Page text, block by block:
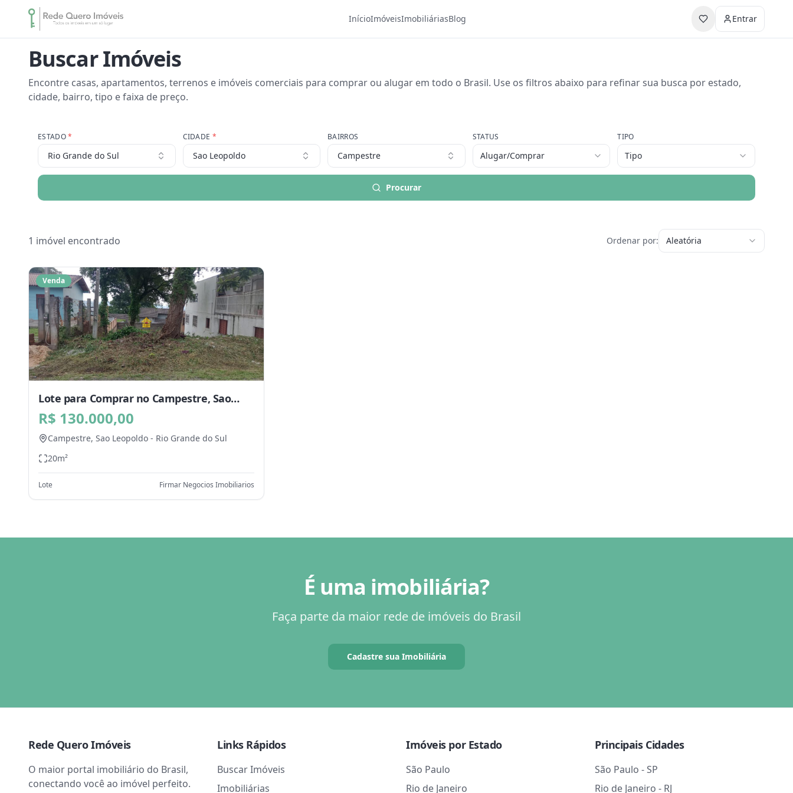
InícioImóveisImobiliáriasBlog Entrar
Buscar Imóveis
Encontre casas, apartamentos, terrenos e imóveis comerciais para comprar ou alugar em todo o Brasil. Use os filtros abaixo para refinar sua busca por estado,
cidade, bairro, tipo e faixa de preço.
ESTADO*
Rio Grande do Sul
CIDADE *
Sao Leopoldo
BAIRROS
Campestre
STATUS
Alugar/Comprar
TIPO
Tipo
Procurar
1 imóvel encontrado Ordenar por: Aleatória
Venda
Lote para Comprar no Campestre, Sao
Leopoldo - RS
R$ 130.000,00
Campestre, Sao Leopoldo - Rio Grande do Sul
20m²
Lote Firmar Negocios Imobiliarios
É uma imobiliária?
Faça parte da maior rede de imóveis do Brasil
Cadastre sua Imobiliária
Rede Quero Imóveis
O maior portal imobiliário do Brasil,
conectando você ao imóvel perfeito.
Links Rápidos
Buscar Imóveis
Imobiliárias
Imóveis por Estado
São Paulo
Rio de Janeiro
Principais Cidades
São Paulo - SP
Rio de Janeiro - RJ